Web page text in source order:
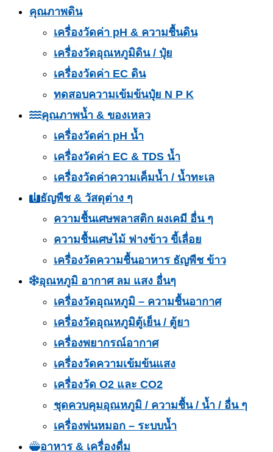
คุณภาพดิน
เครื่องวัดค่า pH & ความชื้นดิน
เครื่องวัดอุณหภูมิดิน / ปุ๋ย
เครื่องวัดค่า EC ดิน
ทดสอบความเข้มข้นปุ๋ย N P K
คุณภาพน้ำ & ของเหลว
เครื่องวัดค่า pH น้ำ
เครื่องวัดค่า EC & TDS น้ำ
เครื่องวัดค่าความเค็มน้ำ / น้ำทะเล
ธัญพืช & วัสดุต่าง ๆ
ความชื้นเศษพลาสติก ผงเคมี อื่น ๆ
ความชื้นเศษไม้ ฟางข้าว ขี้เลื่อย
เครื่องวัดความชื้นอาหาร ธัญพืช ข้าว
อุณหภูมิ อากาศ ลม แสง อื่นๆ
เครื่องวัดอุณหภูมิ – ความชื้นอากาศ
เครื่องวัดอุณหภูมิตู้เย็น / ตู้ยา
เครื่องพยากรณ์อากาศ
เครื่องวัดความเข้มข้นแสง
เครื่องวัด O2 และ CO2
ชุดควบคุมอุณหภูมิ / ความชื้น / น้ำ / อื่น ๆ
เครื่องพ่นหมอก – ระบบน้ำ
อาหาร & เครื่องดื่ม